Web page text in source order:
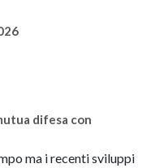
difesa con
ma i recenti sviluppi